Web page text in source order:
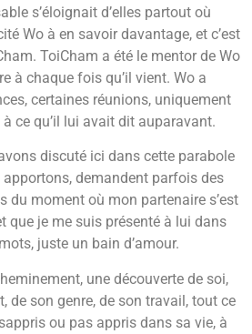
s’éloignait d’elles partout où
Wo à en savoir davantage, et c’est
ToiCham a été le mentor de Wo
à chaque fois qu’il vient. Wo a
certaines réunions, uniquement
ce qu’il lui avait dit auparavant.
discuté ici dans cette parabole
demandent parfois des
du moment où mon partenaire s’est
que je me suis présenté à lui dans
juste un bain d’amour.
une découverte de soi,
de son genre, de son travail, tout ce
ou pas appris dans sa vie, à